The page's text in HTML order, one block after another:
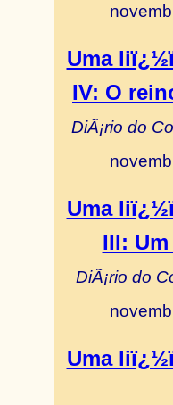
Uma
IV: O
DiÃ¡rio do
Uma
III:
DiÃ¡rio do
Uma